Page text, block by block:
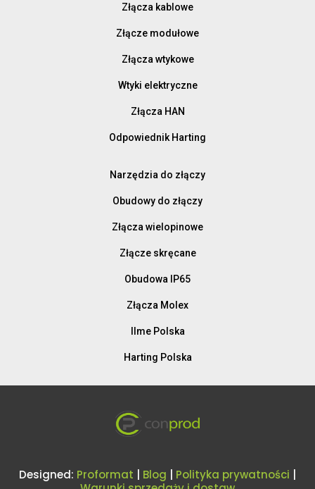
Złącza kablowe
Złącze modułowe
Złącza wtykowe
Wtyki elektryczne
Złącza HAN
Odpowiednik Harting
Narzędzia do złączy
Obudowy do złączy
Złącza wielopinowe
Złącze skręcane
Obudowa IP65
Złącza Molex
Ilme Polska
Harting Polska
Designed: Proformat Blog Polityka prywatności